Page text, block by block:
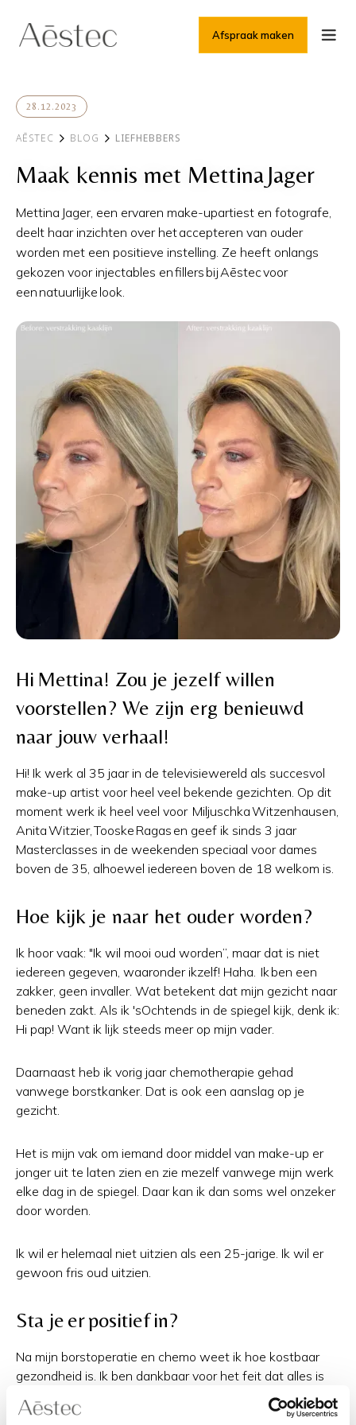
Afspraak maken
28.12.2023
AĒSTEC BLOG LIEFHEBBERS
Maak kennis met Mettina Jager
Mettina Jager, een ervaren make-upartiest en fotografe,
deelt haar inzichten over het accepteren van ouder
worden met een positieve instelling. Ze heeft onlangs
gekozen voor injectables en fillers bij Aēstec voor
een natuurlijke look.
Hi Mettina! Zou je jezelf willen
voorstellen? We zijn erg benieuwd
naar jouw verhaal!
Hi! Ik werk al 35 jaar in de televisiewereld als succesvol
make-up artist voor heel veel bekende gezichten. Op dit
moment werk ik heel veel voor Miljuschka Witzenhausen,
Anita Witzier, Tooske Ragas en geef ik sinds 3 jaar
Masterclasses in de weekenden speciaal voor dames
boven de 35, alhoewel iedereen boven de 18 welkom is.
Hoe kijk je naar het ouder worden?
Ik hoor vaak: "Ik wil mooi oud worden’’, maar dat is niet
iedereen gegeven, waaronder ikzelf! Haha. Ik ben een
zakker, geen invaller. Wat betekent dat mijn gezicht naar
beneden zakt. Als ik 'sOchtends in de spiegel kijk, denk ik:
Hi pap! Want ik lijk steeds meer op mijn vader.
Daarnaast heb ik vorig jaar chemotherapie gehad
vanwege borstkanker. Dat is ook een aanslag op je
gezicht.
Het is mijn vak om iemand door middel van make-up er
jonger uit te laten zien en zie mezelf vanwege mijn werk
elke dag in de spiegel. Daar kan ik dan soms wel onzeker
door worden.
Ik wil er helemaal niet uitzien als een 25-jarige. Ik wil er
gewoon fris oud uitzien.
Sta je er positief in?
Na mijn borstoperatie en chemo weet ik hoe kostbaar
gezondheid is. Ik ben dankbaar voor het feit dat alles is
weggehaald en ik er nog even mag zijn. Ik begrijp dat
sommigen het ijdel vinden dat ik na mijn chemo aan mijn